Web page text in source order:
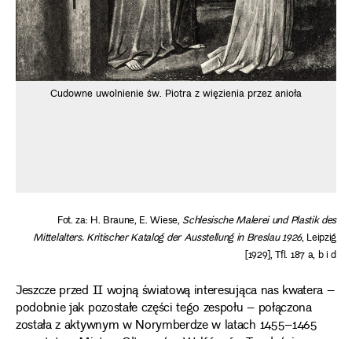
Cudowne uwolnienie św. Piotra z więzienia przez anioła
Fot. za: H. Braune, E. Wiese,Schlesische Malerei und Plastik des
Mittelalters. Kritischer Katalog der Ausstellung in Breslau 1926, Leipzig
[1929], Tfl. 187 a, b i d
Jeszcze przed II wojną światową interesująca nas kwatera –
podobnie jak pozostałe części tego zespołu – połączona
została z aktywnym w Norymberdze w latach 1455–1465